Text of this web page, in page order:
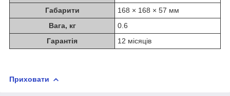
Габарити
168 × 168 × 57 мм
Вага, кг
0.6
Гарантія
12 місяців
Приховати